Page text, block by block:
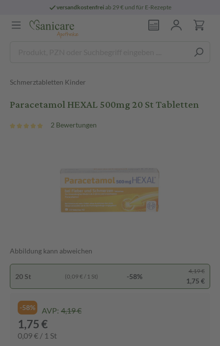
versandkostenfreiab 29 € und für E-Rezepte
Schmerztabletten Kinder
Paracetamol HEXAL 500mg 20 St Tabletten
2 Bewertungen
Abbildung kann abweichen
20 St (0,09 € / 1 St) -58%
4,19 €
1,75 €
-58% AVP: 4,19 €
1,75 €
0,09 € / 1 St